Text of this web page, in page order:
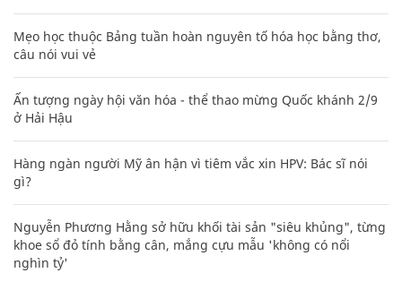
Mẹo học thuộc Bảng tuần hoàn nguyên tố hóa học bằng thơ,
câu nói vui vẻ
Ấn tượng ngày hội văn hóa - thể thao mừng Quốc khánh 2/9
ở Hải Hậu
Hàng ngàn người Mỹ ân hận vì tiêm vắc xin HPV: Bác sĩ nói
gì?
Nguyễn Phương Hằng sở hữu khối tài sản "siêu khủng", từng
khoe sổ đỏ tính bằng cân, mắng cựu mẫu 'không có nổi
nghìn tỷ'